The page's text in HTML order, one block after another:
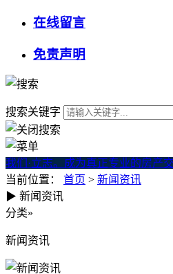
在线留言
免责声明
搜索关键字
我们·立志。成为真正专业的房产
当前位置： 首页 > 新闻资讯
2026全国房价多
▶ 新闻资讯
分类»
新闻资讯